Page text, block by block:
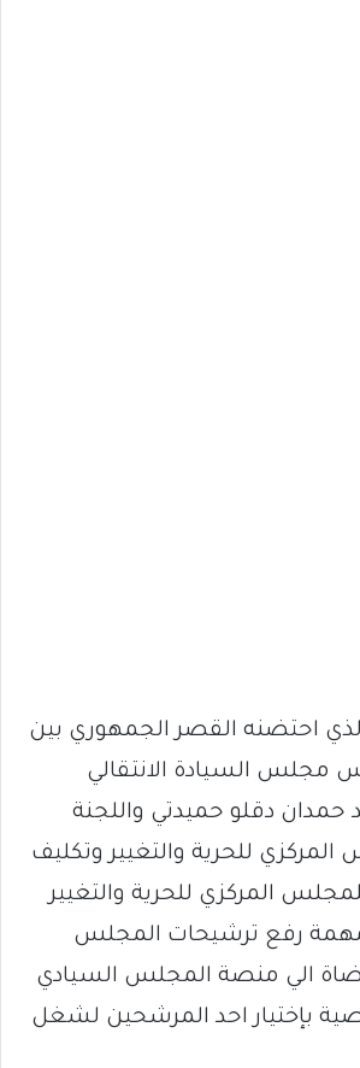
احتضنه القصر الجمهوري بين
مجلس السيادة الانتقالي
حمدان دقلو حميدتي واللجنة
المركزي للحرية والتغيير وتكليف
المركزي للحرية والتغيير
رفع ترشيحات المجلس
الي منصة المجلس السيادي
بإختيار احد المرشحين لشغل